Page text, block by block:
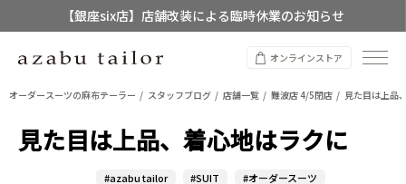
【銀座six店】店舗改装による臨時休業のお知らせ
【店舗限定】レディースオーダースーツ
オンラインストア
オーダースーツの麻布テーラー スタッフブログ 店舗一覧 難波店 4/5閉店 見た目は上品
見た目は上品、着心地はラクに
#azabu tailor #SUIT
#オーダースーツ